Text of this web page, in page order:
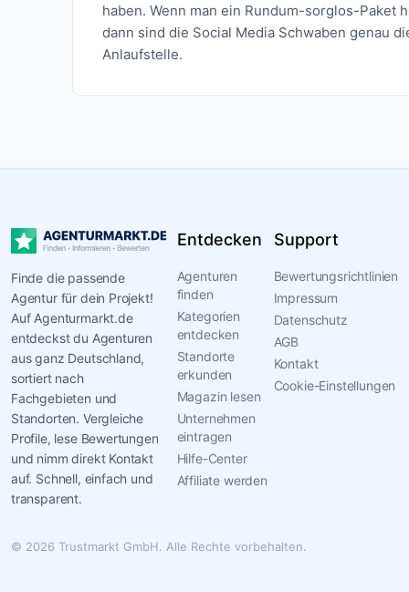
haben. Wenn man ein Rundum-sorglos-Paket
dann sind die Social Media Schwaben genau
Anlaufstelle.
Finde die passende
Agentur für dein Projekt!
Auf Agenturmarkt.de
entdeckst du Agenturen
aus ganz Deutschland,
sortiert nach
Fachgebieten und
Standorten. Vergleiche
Profile, lese Bewertungen
und nimm direkt Kontakt
auf. Schnell, einfach und
transparent.
Entdecken
Agenturen
finden
Kategorien
entdecken
Standorte
erkunden
Magazin lesen
Unternehmen
eintragen
Hilfe-Center
Affiliate werden
Support
Bewertungsrichtlinien
Impressum
Datenschutz
AGB
Kontakt
Cookie-Einstellungen
© 2026 Trustmarkt GmbH. Alle Rechte vorbehalten.